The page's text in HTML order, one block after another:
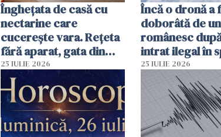
Înghețata de casă cu
nectarine care
cucerește vara. Rețeta
fără aparat, gata din
câteva ingrediente
25 IULIE 2026
Încă o dronă a
doborâtă de un
românesc
intrat ilegal în
aerian al
25 IULIE 2026